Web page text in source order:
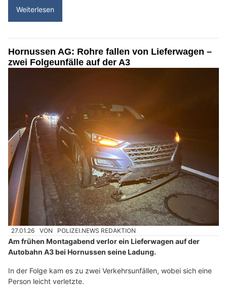
Weiterlesen
Hornussen AG: Rohre fallen von Lieferwagen –
zwei Folgeunfälle auf der A3
27.01.26 VON POLIZEI.NEWS REDAKTION
Am frühen Montagabend verlor ein Lieferwagen auf der
Autobahn A3 bei Hornussen seine Ladung.
In der Folge kam es zu zwei Verkehrsunfällen, wobei sich eine
Person leicht verletzte.